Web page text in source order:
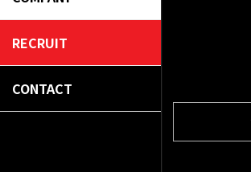
RECRUIT
CONTACT